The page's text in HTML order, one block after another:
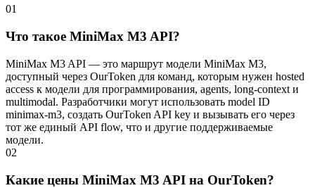
01
Что такое MiniMax M3 API?
MiniMax M3 API — это маршрут модели MiniMax M3,
доступный через OurToken для команд, которым нужен hosted
access к модели для программирования, agents, long-context и
multimodal. Разработчики могут использовать model ID
minimax-m3, создать OurToken API key и вызывать его через
тот же единый API flow, что и другие поддерживаемые
модели.
02
Какие цены MiniMax M3 API на OurToken?